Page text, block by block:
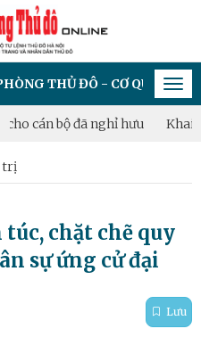
THỦ ĐÔ - CƠ QUAN CỦA
bộ đã nghỉ hưu Khai mạc
trị
chặt chẽ quy
sự ứng cử đại
Lưu